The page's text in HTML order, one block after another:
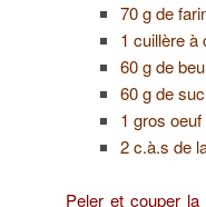
70 g de
1 cuillère à
60 g de
60 g de
1 gros oeuf
2 c.à.s de
Peler et couper